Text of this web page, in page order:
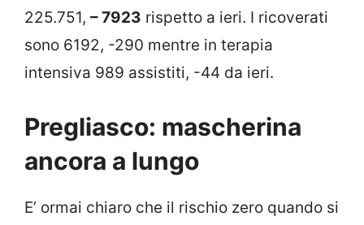
225.751, – 7923 rispetto a ieri. I ricoverati
sono 6192, -290 mentre in terapia
intensiva 989 assistiti, -44 da ieri.
Pregliasco: mascherina
ancora a lungo
E’ ormai chiaro che il rischio zero quando si